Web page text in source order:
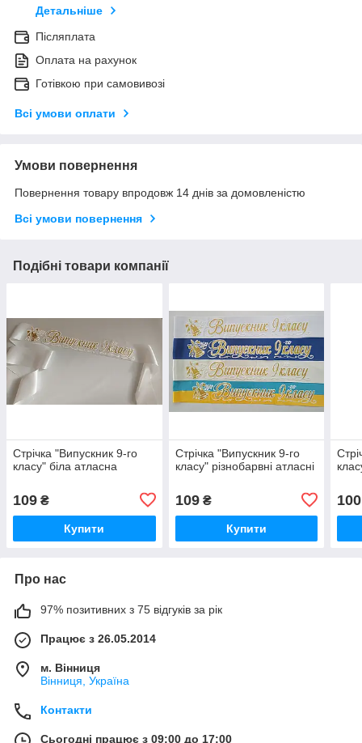
Детальніше
Післяплата
Оплата на рахунок
Готівкою при самовивозі
Всі умови оплати
Умови повернення
Повернення товару впродовж 14 днів за домовленістю
Всі умови повернення
Подібні товари компанії
Стрічка "Випускник 9-го
класу" біла атласна
109 ₴
Купити
Стрічка "Випускник 9-го
класу" різнобарвні атласні
109₴
Купити
100
Про нас
97% позитивних з 75 відгуків за рік
Працює з 26.05.2014
м. Вінниця
Вінниця, Україна
Контакти
Сьогодні працює з 09:00 до 17:00